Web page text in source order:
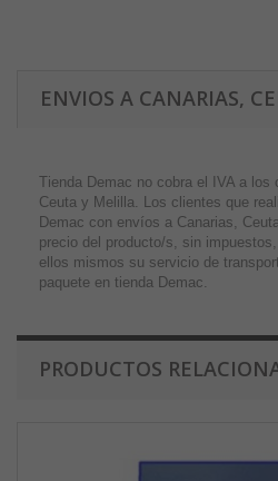
ENVIOS A CANARIAS,
Tienda Demac no cobra el IVA a los
Ceuta y Melilla. Los clientes que
Demac con envíos a Canarias,
precio del producto/s, sin
ellos mismos su servicio de
paquete en tienda Demac.
PRODUCTOS